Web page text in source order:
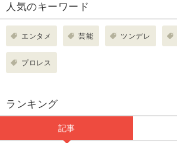
人気のキーワード
エンタメ 芸能 ツンデレ
プロレス
ランキング
記事